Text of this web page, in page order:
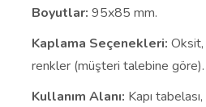
Boyutlar: 95x85 mm.
Kaplama Seçenekleri: Oksit,
renkler (müşteri talebine göre).
Kullanım Alanı: Kapı tabelası,